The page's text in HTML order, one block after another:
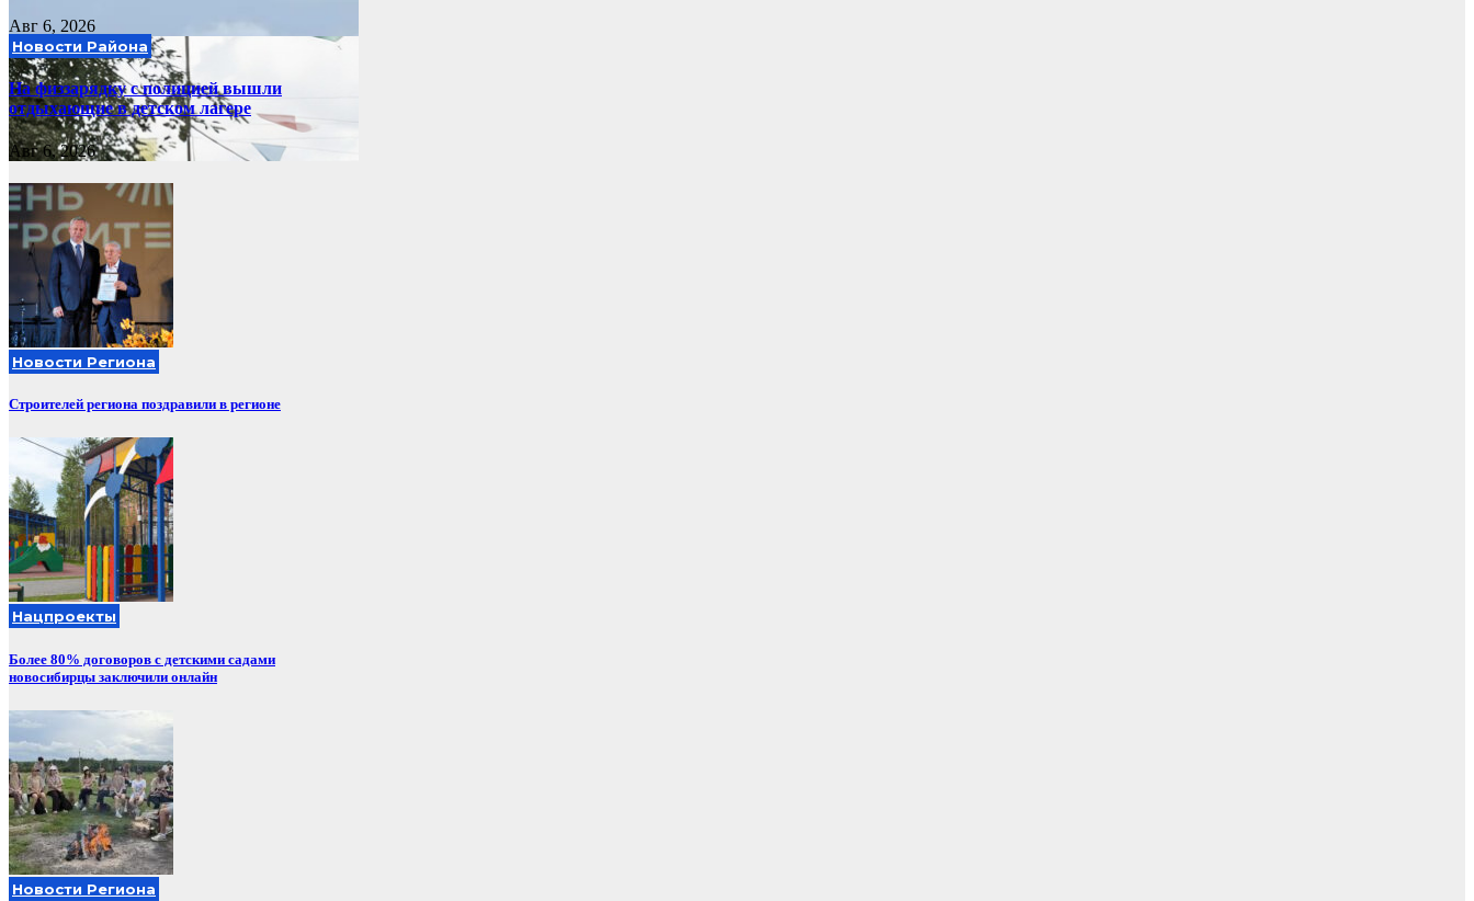
Авг 6, 2026
Новости Района
На физзарядку с полицией вышли
отдыхающие в детском лагере
Авг 6, 2026
Новости Региона
Строителей региона поздравили в регионе
Нацпроекты
Более 80% договоров с детскими садами
новосибирцы заключили онлайн
Новости Региона